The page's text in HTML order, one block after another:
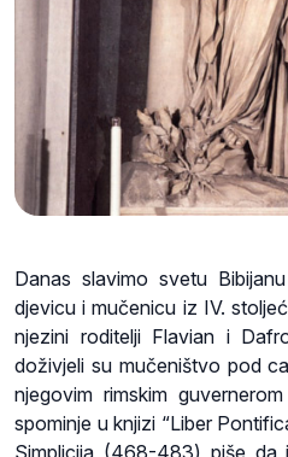
Danas slavimo svetu
djevicu i mučenicu iz IV.
njezini roditelji Flavian i
doživjeli su mučeništvo pod
njegovim rimskim
spominje u knjizi “Liber
Simplicija (468-483) piše da